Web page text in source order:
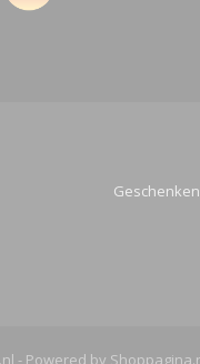
Geschenken
- Powered by